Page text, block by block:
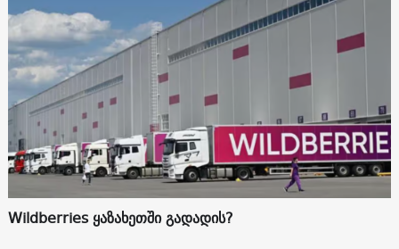
Wildberries ყაზახეთში გადადის?